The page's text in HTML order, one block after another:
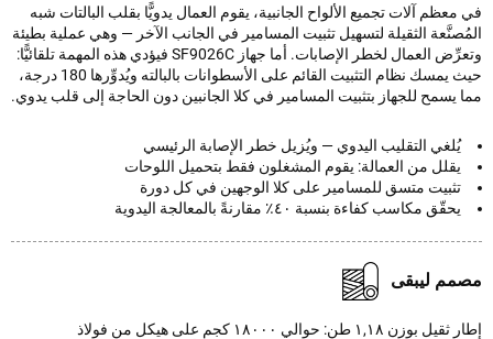
آلات تجميع الألواح الجانبية، يقوم العمال يدويًّا بقلب البالتات شبه
الثقيلة لتسهيل تثبيت المسامير في الجانب الآخر — وهي عملية بطيئة
وتعرِّض العمال لخطر الإصابات. أما جهاز SF9026C فيؤدي هذه المهمة تلقائيًّا:
حيث يمسك نظام التثبيت القائم على الأسطوانات بالبالته ويُدوِّرها 180 درجة،
يسمح للجهاز بتثبيت المسامير في كلا الجانبين دون الحاجة إلى قلب يدوي.
يُلغي التقليب اليدوي — ويُزيل خطر الإصابة الرئيسي
يقلل من العمالة: يقوم المشغلون فقط بتحميل اللوحات
تثبيت متسق للمسامير على كلا الوجهين في كل دورة
يحقّق مكاسب كفاءة بنسبة ٤٠٪ مقارنةً بالمعالجة اليدوية
ليبقى
إطار ثقيل بوزن ١,١٨ طن: حوالي ١٨٠٠٠ كجم على هيكل من فولاذ